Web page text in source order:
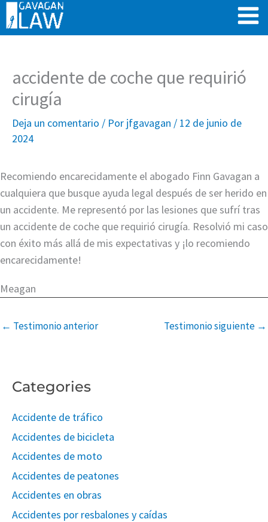
accidente de coche que requirió
cirugía
Deja un comentario / Por jfgavagan / 12 de junio de
2024
Recomiendo encarecidamente el abogado Finn Gavagan a
cualquiera que busque ayuda legal después de ser herido en
un accidente. Me representó por las lesiones que sufrí tras
un accidente de coche que requirió cirugía. Resolvió mi caso
con éxito más allá de mis expectativas y ¡lo recomiendo
encarecidamente!
Meagan
← Testimonio anterior Testimonio siguiente →
Categories
Accidente de tráfico
Accidentes de bicicleta
Accidentes de moto
Accidentes de peatones
Accidentes en obras
Accidentes por resbalones y caídas